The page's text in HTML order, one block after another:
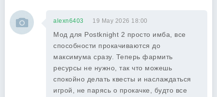
alexn6403 19 May 2026 18:00
Мод для Postknight 2 просто имба, все
способности прокачиваются до
максимума сразу. Теперь фармить
ресурсы не нужно, так что можешь
спокойно делать квесты и наслаждаться
игрой, не парясь о прокачке, будто все